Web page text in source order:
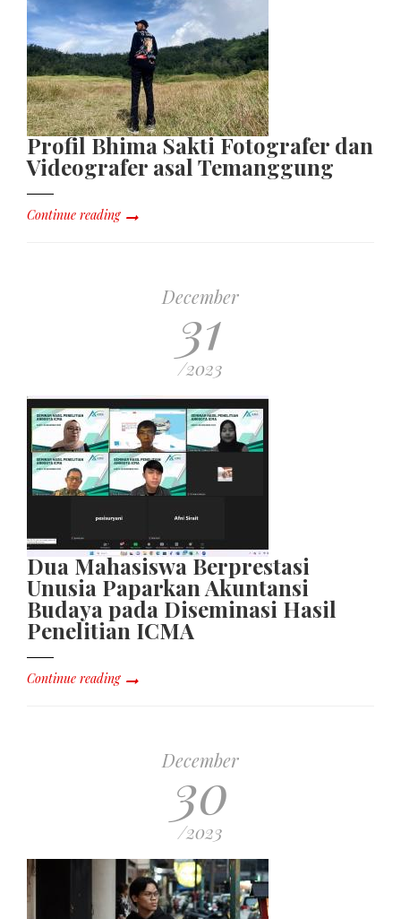
Profil Bhima Sakti Fotografer dan
Videografer asal Temanggung
Continue reading
December
31
/2023
Dua Mahasiswa Berprestasi
Unusia Paparkan Akuntansi
Budaya pada Diseminasi Hasil
Penelitian ICMA
Continue reading
December
30
/2023